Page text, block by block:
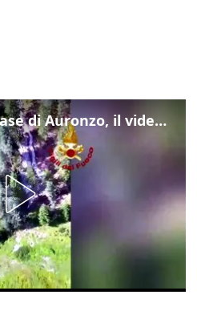
Frana lambisce le case di Auronzo, il video dall'elicottero dei vigili del fuoco